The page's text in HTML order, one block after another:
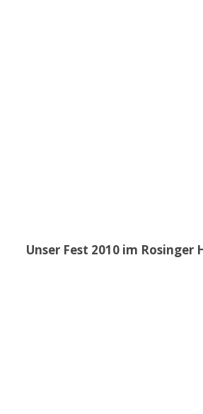
Unser Fest 2010 im Rosinger